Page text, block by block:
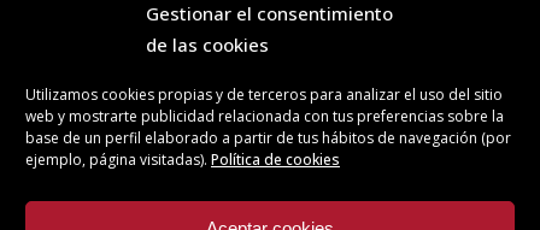
Gestionar el consentimiento
de las cookies
Utilizamos cookies propias y de terceros para analizar el uso del sitio
web y mostrarte publicidad relacionada con tus preferencias sobre la
base de un perfil elaborado a partir de tus hábitos de navegación (por
ejemplo, página visitadas). Política de cookies
Política de cookies
Política de privacidad
Canal de denuncias
Protección de privacidad en redes sociales
Síguenos